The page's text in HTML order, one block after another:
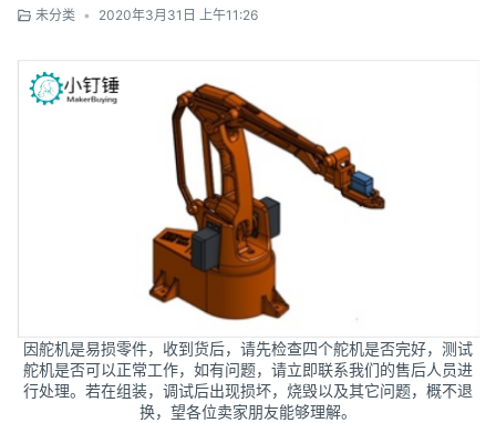
未分类 • 2020年3月31日 上午11:26
因舵机是易损零件，收到货后，请先检查四个舵机是否完好，测试
舵机是否可以正常工作，如有问题，请立即联系我们的售后人员进
行处理。若在组装，调试后出现损坏，烧毁以及其它问题，概不退
换，望各位卖家朋友能够理解。